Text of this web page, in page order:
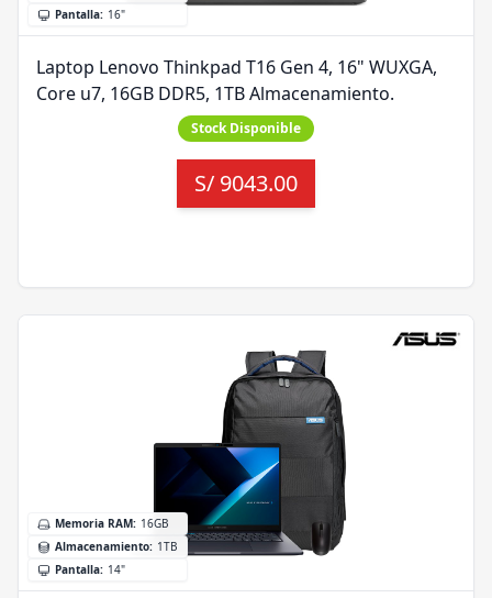
Pantalla: 16"
Laptop Lenovo Thinkpad T16 Gen 4, 16" WUXGA,
Core u7, 16GB DDR5, 1TB Almacenamiento.
Stock Disponible
S/ 9043.00
Memoria RAM: 16GB
Almacenamiento: 1TB
Pantalla: 14"